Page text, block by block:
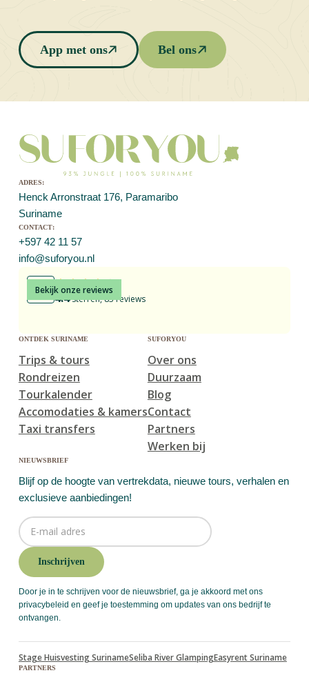
App met ons Bel ons
adres:
Henck Arronstraat 176, Paramaribo
Suriname
contact:
+597 42 11 57
info@suforyou.nl
4.4sterren, 83 reviews
Bekijk onze reviews
ontdek suriname
Trips & tours
Rondreizen
Tourkalender
Accomodaties & kamers
Taxi transfers
suforyou
Over ons
Duurzaam
Blog
Contact
Partners
Werken bij
nieuwsbrief
Blijf op de hoogte van vertrekdata, nieuwe tours, verhalen en
exclusieve aanbiedingen!
Door je in te schrijven voor de nieuwsbrief, ga je akkoord met ons
privacybeleid en geef je toestemming om updates van ons bedrijf te
ontvangen.
Partners
Stage Huisvesting SurinameSeliba River GlampingEasyrent Suriname